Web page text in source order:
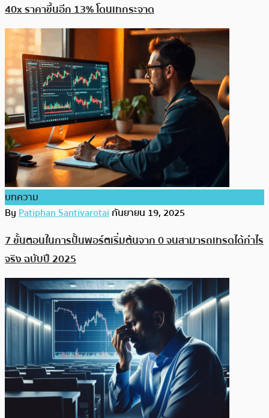
40x ราคาขึ้นอีก 13% โดนเทกระจาด
บทความ
ByPatiphan Santivarotaiกันยายน 19, 2025
7 ขั้นตอนในการปั้นพอร์ตเริ่มต้นจาก 0 จนสามารถเทรดได้กำไร
จริง ฉบับปี 2025